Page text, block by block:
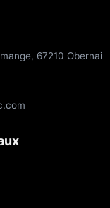
67210 Obernai